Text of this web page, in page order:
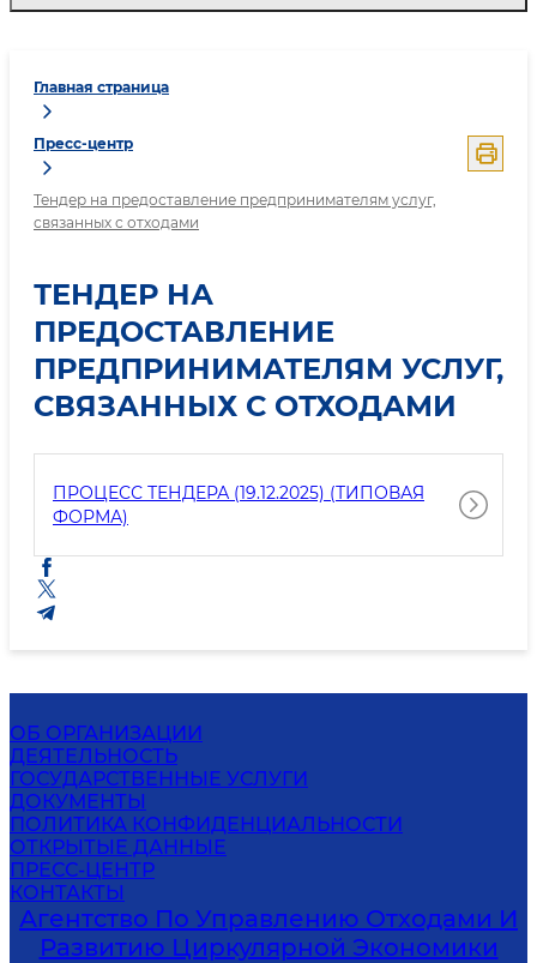
Главная страница
Пресс-центр
Тендер на предоставление предпринимателям услуг,
связанных с отходами
ТЕНДЕР НА
ПРЕДОСТАВЛЕНИЕ
ПРЕДПРИНИМАТЕЛЯМ УСЛУГ,
СВЯЗАННЫХ С ОТХОДАМИ
ПРОЦЕСС ТЕНДЕРА (19.12.2025) (ТИПОВАЯ
ФОРМА)
ОБ ОРГАНИЗАЦИИ
ДЕЯТЕЛЬНОСТЬ
ГОСУДАРСТВЕННЫЕ УСЛУГИ
ДОКУМЕНТЫ
ПОЛИТИКА КОНФИДЕНЦИАЛЬНОСТИ
ОТКРЫТЫЕ ДАННЫЕ
ПРЕСС-ЦЕНТР
КОНТАКТЫ
Агентство По Управлению Отходами И
Развитию Циркулярной Экономики